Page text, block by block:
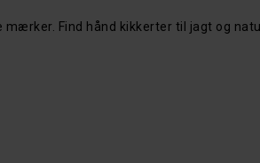
Find hånd kikkerter til jagt og